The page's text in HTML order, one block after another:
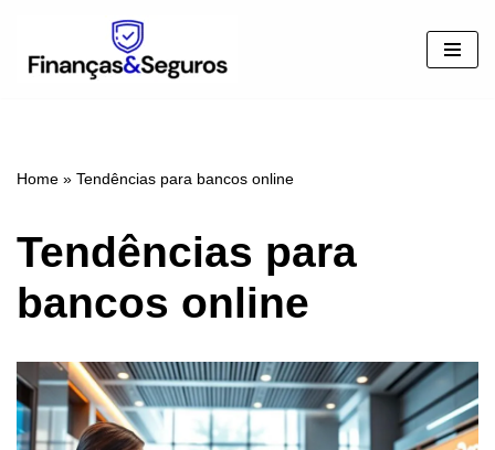
Pular
Home » Tendências para bancos online
Tendências para
bancos online